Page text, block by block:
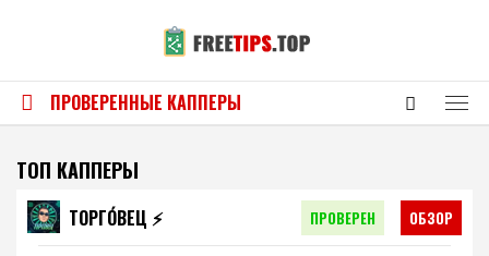
ПРОВЕРЕННЫЕ КАППЕРЫ
ТОП КАППЕРЫ
ТОРГО́ВЕЦ ⚡️ ПРОВЕРЕН ОБЗОР